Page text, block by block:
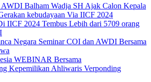
Balham Wadja SH Ajak Calon Kepala
kebudayaan Via IICF 2024
IICF 2024 Tembus Lebih dari 5709 orang
Negara Seminar COI dan AWDI Bersama
WEBINAR Bersama
Kepemilikan Ahliwaris Verponding